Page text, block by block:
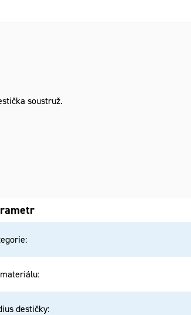
soustruž.
:
:
destičky: